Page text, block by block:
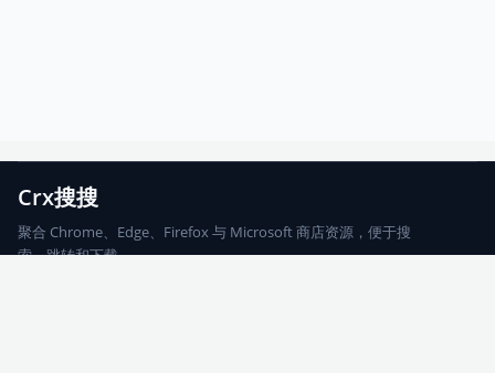
Crx搜搜
聚合 Chrome、Edge、Firefox 与 Microsoft 商店资源，便于搜
索、跳转和下载。